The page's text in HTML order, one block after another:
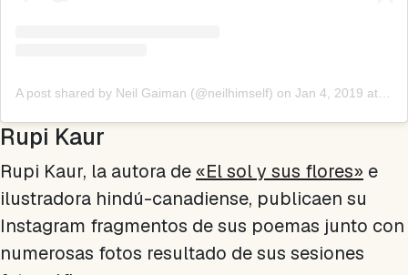
A post shared by Neil Gaiman (@neilhimself) on Jan 4, 2019 at 3:48pm PST
Rupi Kaur
Rupi Kaur, la autora de «El sol y sus flores» e
ilustradora hindú-canadiense, publicaen su
Instagram fragmentos de sus poemas junto con
numerosas fotos resultado de sus sesiones